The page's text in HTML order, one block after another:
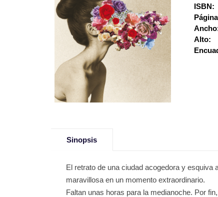
ISBN:
Alto:
Sinopsis
El retrato de una ciudad acogedora y
maravillosa en un momento extraordinario.
Faltan unas horas para la medianoche. Por